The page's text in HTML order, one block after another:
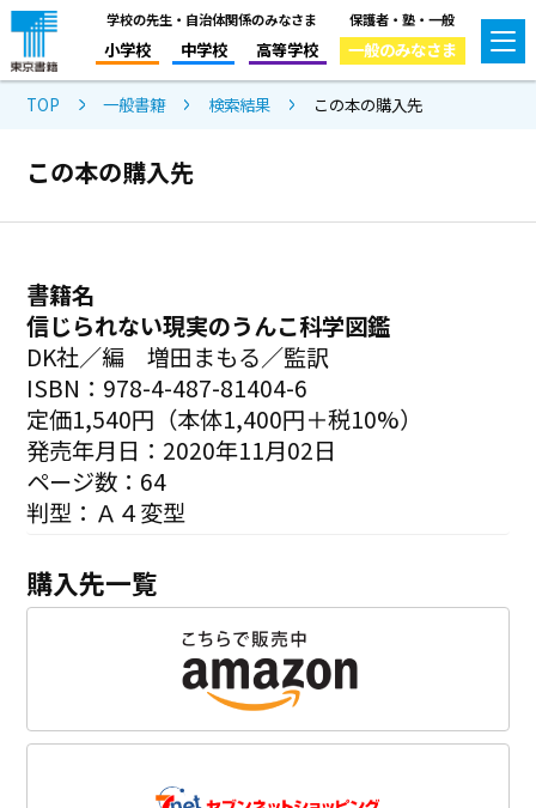
学校の先生・自治体関係のみなさま
小学校 中学校 高等学校
保護者・塾・一般
一般のみなさま
TOP 一般書籍 検索結果 この本の購入先
この本の購入先
書籍名
信じられない現実のうんこ科学図鑑
DK社／編 増田まもる／監訳
ISBN：978-4-487-81404-6
定価1,540円（本体1,400円＋税10%）
発売年月日：2020年11月02日
ページ数：64
判型：Ａ４変型
購入先一覧